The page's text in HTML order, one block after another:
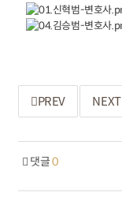
PREV NEXT
댓글0